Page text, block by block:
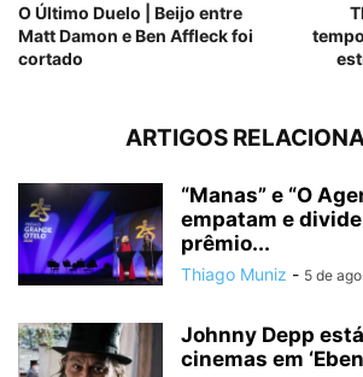
O Último Duelo | Beijo entre
Matt Damon e Ben Affleck foi
cortado
ARTIGOS
“Manas” e “O
empatam e
prêmio...
Thiago Muniz - 5 de
Johnny Depp
cinemas em